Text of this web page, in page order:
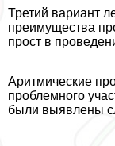
Третий вариант
преимущества
прост в
Аритмические
проблемного
были выявлены